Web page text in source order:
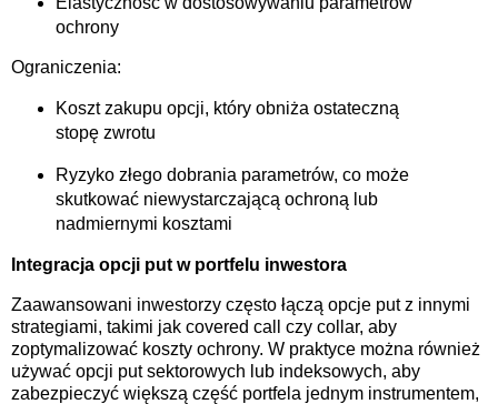
ochrony
Ograniczenia:
Koszt zakupu opcji, który obniża ostateczną
stopę zwrotu
Ryzyko złego dobrania parametrów, co może
skutkować niewystarczającą ochroną lub
nadmiernymi kosztami
Integracja opcji put w portfelu inwestora
Zaawansowani inwestorzy często łączą opcje put z innymi
strategiami, takimi jak covered call czy collar, aby
zoptymalizować koszty ochrony. W praktyce można również
używać opcji put sektorowych lub indeksowych, aby
zabezpieczyć większą część portfela jednym instrumentem,